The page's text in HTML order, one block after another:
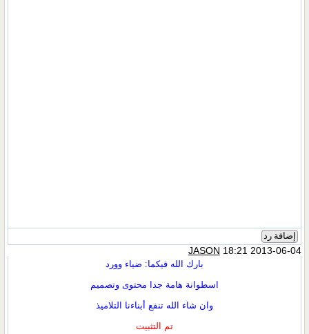
إضافة رد
JASON 18:21 2013-06-04
بارك الله فيكما: ضياء وورد
اسطوانة هامة جدا محتوى وتصميم
وان شاء الله تنفع أبناءنا التلاميذ
تم التثبيت